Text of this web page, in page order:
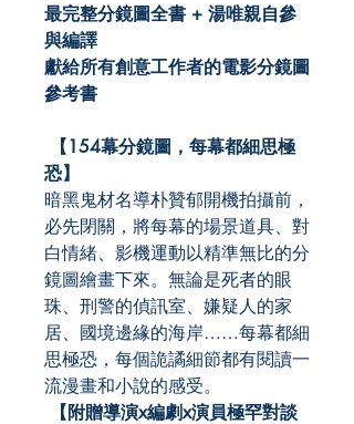
最完整分鏡圖全書 + 湯唯親自參
與編譯
獻給所有創意工作者的電影分鏡圖
參考書
【154幕分鏡圖，每幕都細思極
恐】
暗黑鬼材名導朴贊郁開機拍攝前，
必先閉關，將每幕的場景道具、對
白情緒、影機運動以精準無比的分
鏡圖繪畫下來。無論是死者的眼
珠、刑警的偵訊室、嫌疑人的家
居、國境邊緣的海岸……每幕都細
思極恐，每個詭譎細節都有閱讀一
流漫畫和小說的感受。
【附贈導演x編劇x演員極罕對談